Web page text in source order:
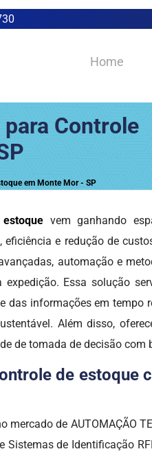
Home
Controle
em Monte Mor - SP
vem ganhando
e redução de
automação e
Essa solução
das informações em tempo
Além disso,
de tomada de decisão com
de estoque
de AUTOMAÇÃO
de Identificação